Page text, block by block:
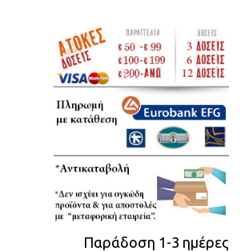
Παράδοση 1-3 ημέρες